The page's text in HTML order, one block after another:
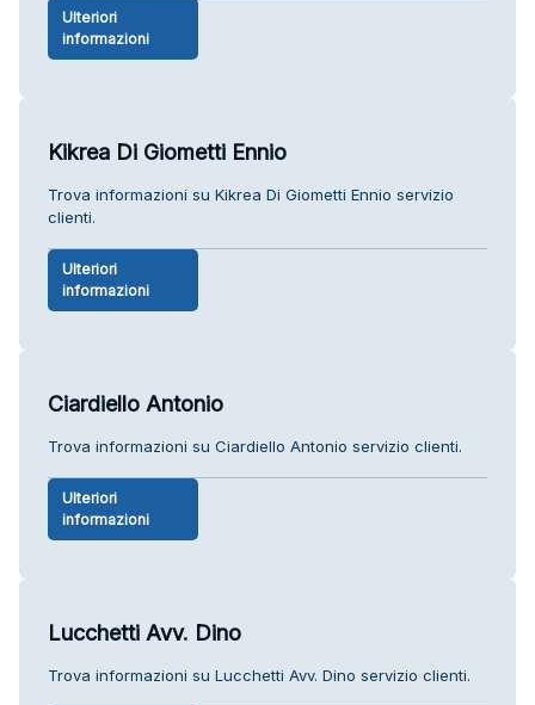
Ulteriori
informazioni
Kikrea Di Giometti Ennio
Trova informazioni su Kikrea Di Giometti Ennio servizio
clienti.
Ulteriori
informazioni
Ciardiello Antonio
Trova informazioni su Ciardiello Antonio servizio clienti.
Ulteriori
informazioni
Lucchetti Avv. Dino
Trova informazioni su Lucchetti Avv. Dino servizio clienti.